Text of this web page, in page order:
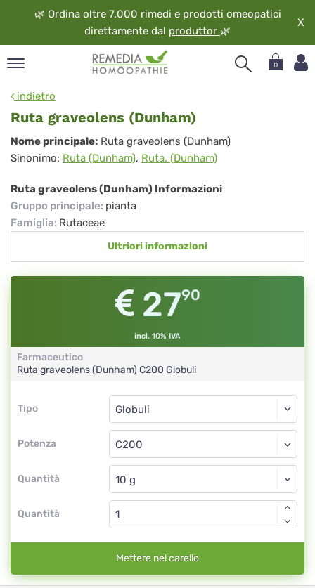
🌿 Ordina oltre 7.000 rimedi e prodotti omeopatici
direttamente dal produttor 🌿
X
0
indietro
Ruta graveolens (Dunham)
Ruta
graveolens
(Dunham)
Nome principale: Ruta graveolens (Dunham)
Sinonimo: Ruta (Dunham), Ruta. (Dunham)
Ruta graveolens (Dunham) Informazioni
Gruppo principale: pianta
Famiglia: Rutaceae
Ultriori informazioni
2790
incl. 10% IVA
Farmaceutico
Ruta graveolens (Dunham) C200 Globuli
Tipo
Tipo
Potenza
Globuli
C200
Quantità
Globuli
Quantità
Mettere nel carello